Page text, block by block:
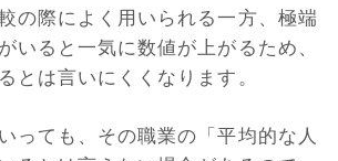
の際によく用いられる一方、極端
いると一気に数値が上がるため、
とは言いにくくなります。
っても、その職業の「平均的な人